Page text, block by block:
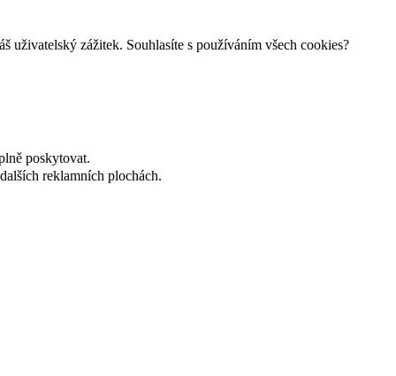
uživatelský zážitek. Souhlasíte s používáním všech cookies?
poskytovat.
reklamních plochách.